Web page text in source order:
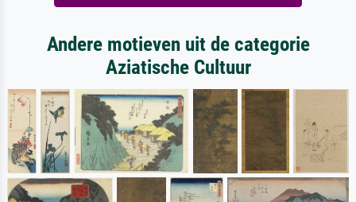
Andere motieven uit de categorie
Aziatische Cultuur